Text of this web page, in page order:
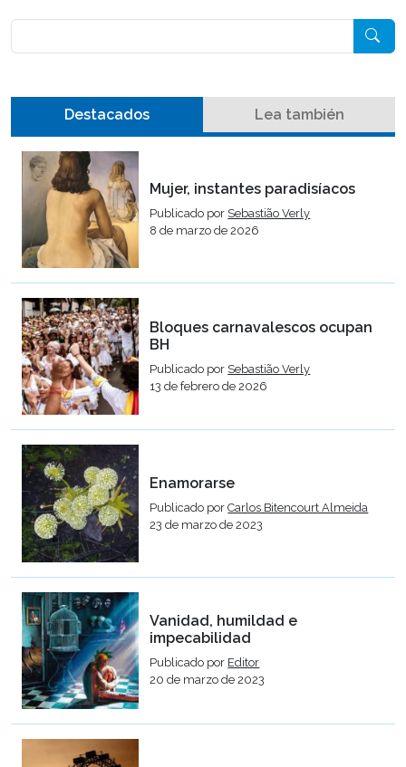
Destacados Lea también
Mujer, instantes paradisíacos
Publicado por Sebastião Verly
8 de marzo de 2026
Bloques carnavalescos ocupan
BH
Publicado por Sebastião Verly
13 de febrero de 2026
Enamorarse
Publicado porCarlos Bitencourt Almeida
23 de marzo de 2023
Vanidad, humildad e
impecabilidad
Publicado por Editor
20 de marzo de 2023